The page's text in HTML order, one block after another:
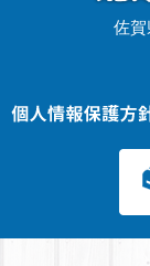
佐賀